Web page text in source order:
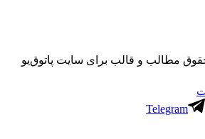
حقوق مطالب و قالب برای سایت پاتوق‌یو
Telegram